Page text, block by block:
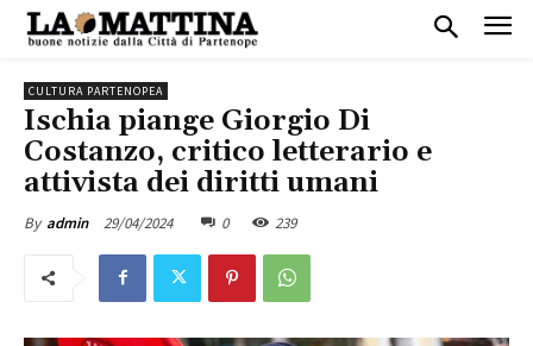
CULTURA PARTENOPEA
Ischia piange Giorgio Di
Costanzo, critico letterario e
attivista dei diritti umani
By admin 29/04/2024 0 239